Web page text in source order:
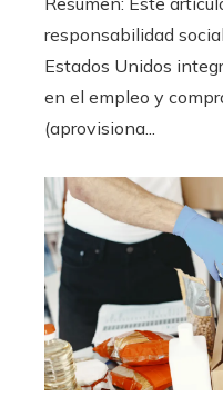
responsabilidad
Estados Unidos
en el empleo y
(aprovisiona...